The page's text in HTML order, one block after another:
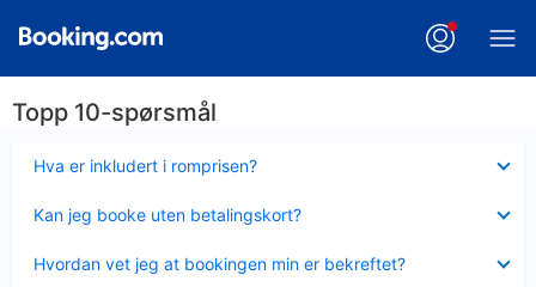
Topp 10-spørsmål
Hva er inkludert i romprisen?
mindre
Kan jeg booke uten betalingskort?
mindre
Hvordan vet jeg at bookingen min er bekreftet?
mindre